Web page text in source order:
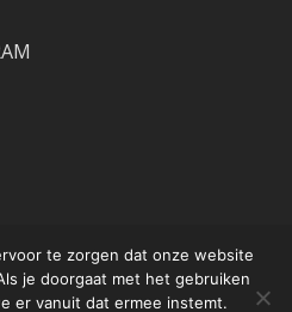
te zorgen dat onze website
je doorgaat met het gebruiken
er vanuit dat ermee instemt.